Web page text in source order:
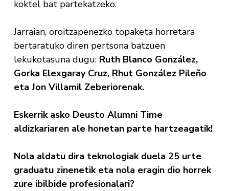
koktel bat partekatzeko.
Jarraian, oroitzapenezko topaketa horretara
bertaratuko diren pertsona batzuen
lekukotasuna dugu: Ruth Blanco González,
Gorka Elexgaray Cruz, Rhut González Pileño
eta Jon Villamil Zeberiorenak.
Eskerrik asko Deusto Alumni Time
aldizkariaren ale honetan parte hartzeagatik!
Nola aldatu dira teknologiak duela 25 urte
graduatu zinenetik eta nola eragin dio horrek
zure ibilbide profesionalari?